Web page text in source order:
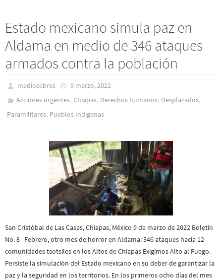
Estado mexicano simula paz en
Aldama en medio de 346 ataques
armados contra la población
medioslibres
9 marzo, 2022
Acciones urgentes,Chiapas, Derechos humanos, Desplazados,
Paramilitares, Pueblos Indí­genas
San Cristóbal de Las Casas, Chiapas, México 9 de marzo de 2022 Boletín
No. 8 Febrero, otro mes de horror en Aldama: 346 ataques hacia 12
comunidades tsotsiles en los Altos de Chiapas Exigimos Alto al Fuego.
Persiste la simulación del Estado mexicano en su deber de garantizar la
paz y la seguridad en los territorios. En los primeros ocho días del mes